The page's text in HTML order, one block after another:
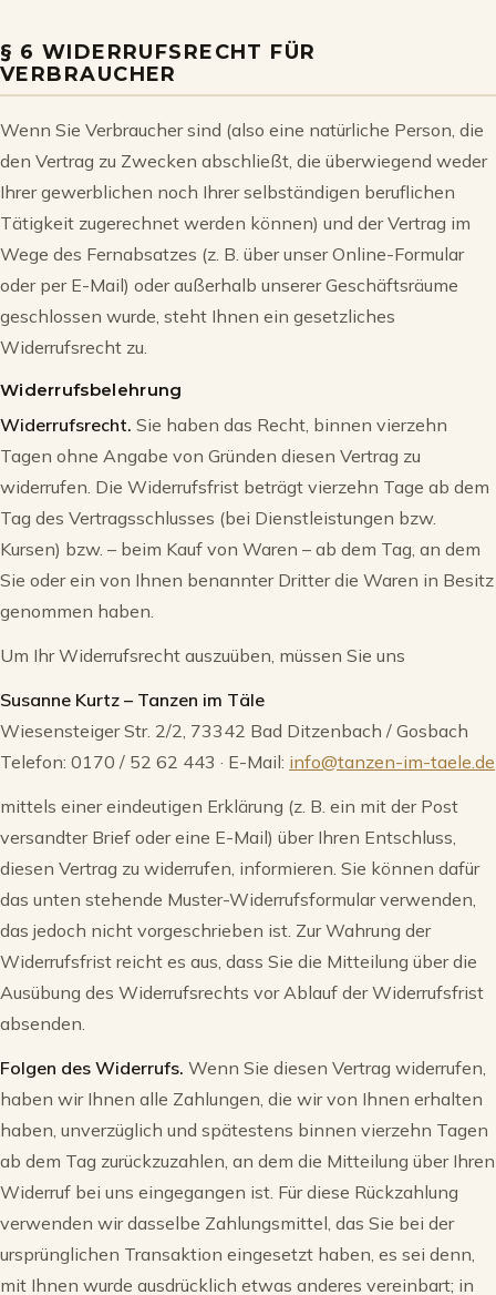
§ 6 WIDERRUFSRECHT FÜR
VERBRAUCHER
Wenn Sie Verbraucher sind (also eine natürliche Person, die
den Vertrag zu Zwecken abschließt, die überwiegend weder
Ihrer gewerblichen noch Ihrer selbständigen beruflichen
Tätigkeit zugerechnet werden können) und der Vertrag im
Wege des Fernabsatzes (z. B. über unser Online-Formular
oder per E-Mail) oder außerhalb unserer Geschäftsräume
geschlossen wurde, steht Ihnen ein gesetzliches
Widerrufsrecht zu.
Widerrufsbelehrung
Widerrufsrecht. Sie haben das Recht, binnen vierzehn
Tagen ohne Angabe von Gründen diesen Vertrag zu
widerrufen. Die Widerrufsfrist beträgt vierzehn Tage ab dem
Tag des Vertragsschlusses (bei Dienstleistungen bzw.
Kursen) bzw. – beim Kauf von Waren – ab dem Tag, an dem
Sie oder ein von Ihnen benannter Dritter die Waren in Besitz
genommen haben.
Um Ihr Widerrufsrecht auszuüben, müssen Sie uns
Susanne Kurtz – Tanzen im Täle
Wiesensteiger Str. 2/2, 73342 Bad Ditzenbach / Gosbach
Telefon: 0170 / 52 62 443 · E-Mail: info@tanzen-im-taele.de
mittels einer eindeutigen Erklärung (z. B. ein mit der Post
versandter Brief oder eine E-Mail) über Ihren Entschluss,
diesen Vertrag zu widerrufen, informieren. Sie können dafür
das unten stehende Muster-Widerrufsformular verwenden,
das jedoch nicht vorgeschrieben ist. Zur Wahrung der
Widerrufsfrist reicht es aus, dass Sie die Mitteilung über die
Ausübung des Widerrufsrechts vor Ablauf der Widerrufsfrist
absenden.
Folgen des Widerrufs. Wenn Sie diesen Vertrag widerrufen,
haben wir Ihnen alle Zahlungen, die wir von Ihnen erhalten
haben, unverzüglich und spätestens binnen vierzehn Tagen
ab dem Tag zurückzuzahlen, an dem die Mitteilung über Ihren
Widerruf bei uns eingegangen ist. Für diese Rückzahlung
verwenden wir dasselbe Zahlungsmittel, das Sie bei der
ursprünglichen Transaktion eingesetzt haben, es sei denn,
mit Ihnen wurde ausdrücklich etwas anderes vereinbart; in